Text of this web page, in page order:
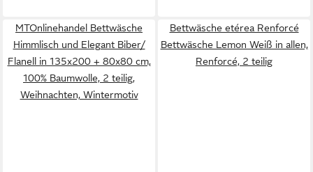
MTOnlinehandel Bettwäsche
Himmlisch und Elegant Biber/
Flanell in 135x200 + 80x80 cm,
100% Baumwolle, 2 teilig,
Weihnachten, Wintermotiv
Bettwäsche etérea Renforcé
Bettwäsche Lemon Weiß in allen,
Renforcé, 2 teilig